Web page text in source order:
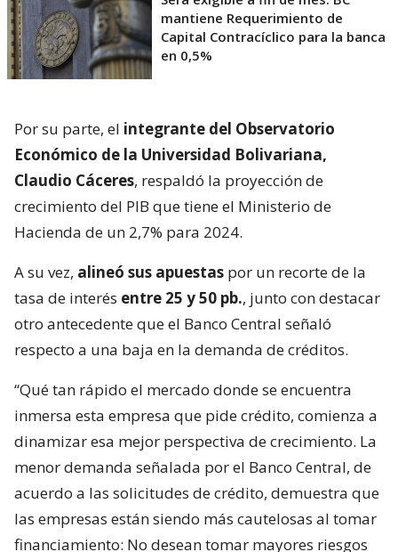
mantiene Requerimiento de
Capital Contracíclico para la banca
en 0,5%
Por su parte, el integrante del Observatorio
Económico de la Universidad Bolivariana,
Claudio Cáceres, respaldó la proyección de
crecimiento del PIB que tiene el Ministerio de
Hacienda de un 2,7% para 2024.
A su vez, alineó sus apuestas por un recorte de la
tasa de interés entre 25 y 50 pb., junto con destacar
otro antecedente que el Banco Central señaló
respecto a una baja en la demanda de créditos.
“Qué tan rápido el mercado donde se encuentra
inmersa esta empresa que pide crédito, comienza a
dinamizar esa mejor perspectiva de crecimiento. La
menor demanda señalada por el Banco Central, de
acuerdo a las solicitudes de crédito, demuestra que
las empresas están siendo más cautelosas al tomar
financiamiento: No desean tomar mayores riesgos